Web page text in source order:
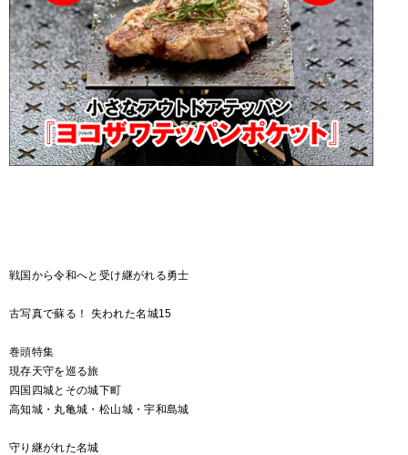
戦国から令和へと受け継がれる勇士
古写真で蘇る！ 失われた名城15
巻頭特集
現存天守を巡る旅
四国四城とその城下町
高知城・丸亀城・松山城・宇和島城
守り継がれた名城